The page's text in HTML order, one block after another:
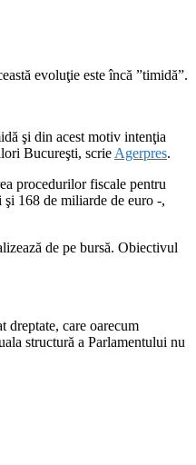
evoluţie este încă ”timidă”.
şi din acest motiv intenţia
Bucureşti, scrie Agerpres.
procedurilor fiscale pentru
168 de miliarde de euro -,
de pe bursă. Obiectivul
dreptate, care oarecum
structură a Parlamentului nu